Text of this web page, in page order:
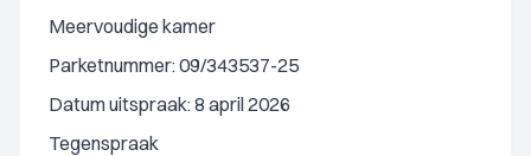
Meervoudige kamer
Parketnummer: 09/343537-25
Datum uitspraak: 8 april 2026
Tegenspraak